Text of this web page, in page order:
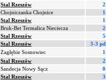
Stal Rzeszów
Chojniczanka Chojnice
Stal Rzeszów
Bruk-Bet Termalica Nieciecza
Stal Rzeszów
Stal Rzeszów
3-3
Zagłębie Sosnowiec
Stal Rzeszów
Sandecja Nowy Sącz
Stal Rzeszów